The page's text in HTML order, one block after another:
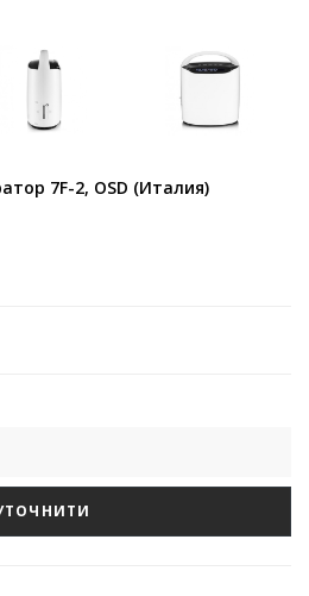
7F-2, OSD (Италия)